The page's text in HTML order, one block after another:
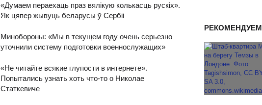
РЕКОМЕНДУЕМ
«Думаем пераехаць праз вялікую колькасць рускіх».
Як цяпер жывуць беларусы ў Сербіі
Минобороны: «Мы в текущем году очень серьезно
уточнили систему подготовки военнослужащих»
«Не читайте всякие глупости в интернете».
Попытались узнать хоть что-то о Николае
Статкевиче